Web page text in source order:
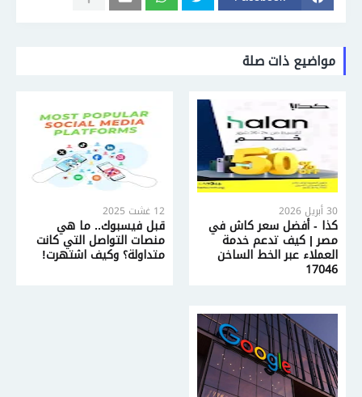
مواضيع ذات صلة
30 أبريل 2026
كذا - أفضل سعر كاش في
مصر | كيف تدعم خدمة
العملاء عبر الخط الساخن
17046
12 غشت 2025
قبل فيسبوك.. ما هي
منصات التواصل التي كانت
متداولة؟ وكيف اشتهرت!